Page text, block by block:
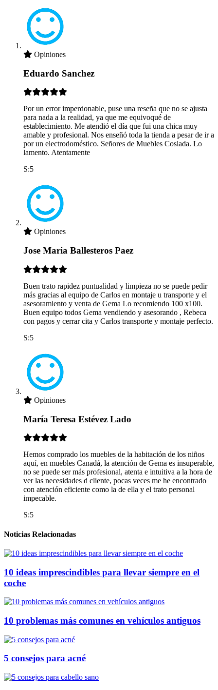
Opiniones
Eduardo Sanchez
Por un error imperdonable, puse una reseña que no se ajusta
para nada a la realidad, ya que me equivoqué de
establecimiento. Me atendió el día que fui una chica muy
amable y profesional. Nos enseñó toda la tienda a pesar de ir a
por un electrodoméstico. Señores de Muebles Coslada. Lo
lamento. Atentamente
S:5
Opiniones
Jose Maria Ballesteros Paez
Buen trato rapidez puntualidad y limpieza no se puede pedir
más gracias al equipo de Carlos en montaje u transporte y el
asesoramiento y venta de Gema Lo recomiendo 100 x100.
Buen equipo todos Gema vendiendo y asesorando , Rebeca
con pagos y cerrar cita y Carlos transporte y montaje perfecto.
S:5
Opiniones
María Teresa Estévez Lado
Hemos comprado los muebles de la habitación de los niños
aquí, en muebles Canadá, la atención de Gema es insuperable,
no se puede ser más profesional, atenta e intuitiva a la hora de
ver las necesidades d cliente, pocas veces me he encontrado
con atención eficiente como la de ella y el trato personal
impecable.
S:5
Noticias Relacionadas
10 ideas imprescindibles para llevar siempre en el
coche
10 problemas más comunes en vehículos antiguos
5 consejos para acné